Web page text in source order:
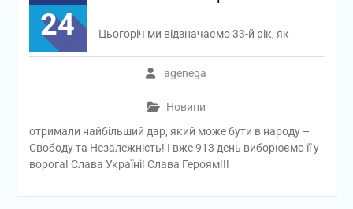
24
agenega
Новини
Цьогоріч ми відзначаємо 33-й рік, як
отримали найбільший дар, який може бути в народу –
Свободу та Незалежність! І вже 913 день виборюємо її у
ворога! Слава Україні! Слава Героям!!!